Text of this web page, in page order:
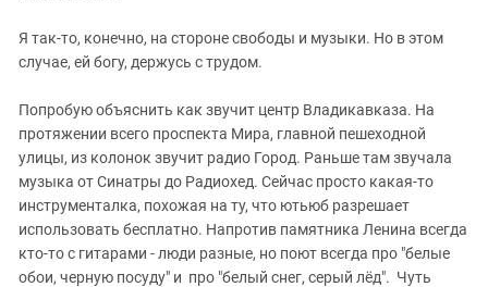
Я так-то, конечно, на стороне свободы и музыки. Но в этом
случае, ей богу, держусь с трудом.
Попробую объяснить как звучит центр Владикавказа. На
протяжении всего проспекта Мира, главной пешеходной
улицы, из колонок звучит радио Город. Раньше там звучала
музыка от Синатры до Радиохед. Сейчас просто какая-то
инструменталка, похожая на ту, что ютьюб разрешает
использовать бесплатно. Напротив памятника Ленина всегда
кто-то с гитарами - люди разные, но поют всегда про "белые
обои, черную посуду" и про "белый снег, серый лёд". Чуть